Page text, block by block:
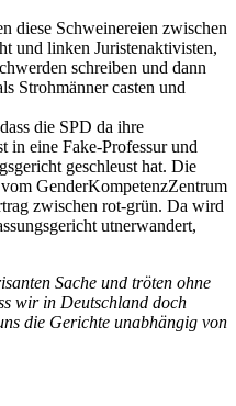
diese Schweinereien zwischen
und linken Juristenaktivisten,
schreiben und dann
Strohmänner casten und
die SPD da ihre
in eine Fake-Professur und
geschleust hat. Die
GenderKompetenzZentrum
zwischen rot-grün. Da wird
utnerwandert,
Sache und tröten ohne
wir in Deutschland doch
die Gerichte unabhängig von